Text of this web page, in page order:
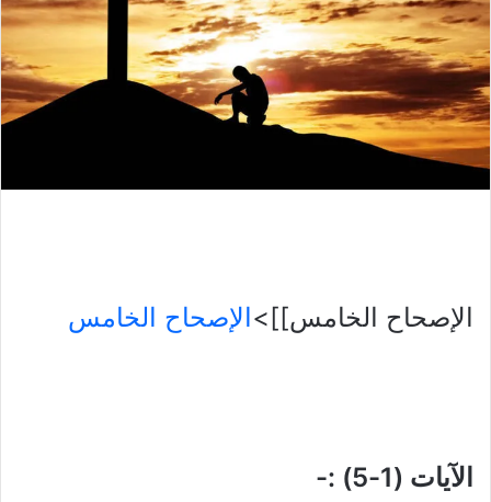
الإصحاح الخامس]]>الإصحاح الخامس
الآيات (1-5) :-